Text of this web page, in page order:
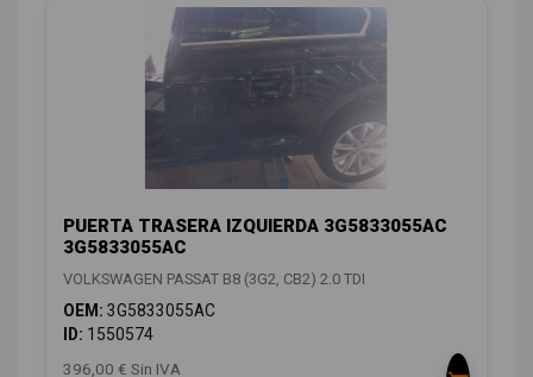
PUERTA TRASERA IZQUIERDA 3G5833055AC
3G5833055AC
VOLKSWAGEN PASSAT B8 (3G2, CB2) 2.0 TDI
OEM: 3G5833055AC
ID: 1550574
396,00 € Sin IVA